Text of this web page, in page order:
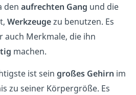
den aufrechten Gang und die
Werkzeugezu benutzen. Es
auch Merkmale, die ihn
machen.
ist sein großes Gehirn im
zu seiner Körpergröße. Es